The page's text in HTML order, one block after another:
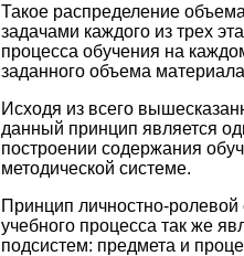
Такое распределение
задачами каждого из трех
процесса обучения на
заданного объема
Исходя из всего
данный принцип является
построении содержания
методической системе.
Принцип личностно-ролевой
учебного процесса так же
подсистем: предмета и